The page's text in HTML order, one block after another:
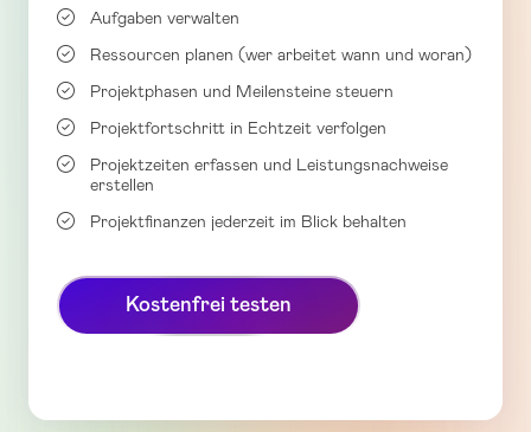
 Aufgaben verwalten
 Ressourcen planen (wer arbeitet wann und woran)
 Projektphasen und Meilensteine steuern
 Projektfortschritt in Echtzeit verfolgen

Projektzeiten erfassen und Leistungsnachweise
erstellen
 Projektfinanzen jederzeit im Blick behalten
Kostenfrei testen